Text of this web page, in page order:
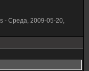
- Среда, 2009-05-20,